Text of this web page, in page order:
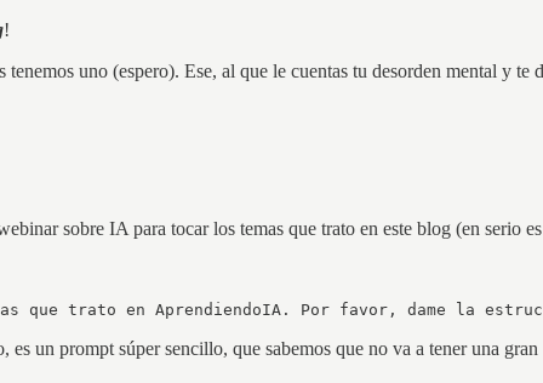
!
tenemos uno (espero). Ese, al que le cuentas tu desorden mental y
sobre IA para tocar los temas que trato en este blog (en serio
que trato en AprendiendoIA. Por favor, dame la
es un prompt súper sencillo, que sabemos que no va a tener una gran